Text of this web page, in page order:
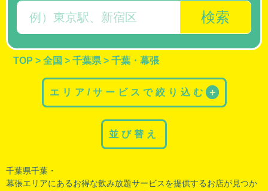
検索
TOP > 全国 > 千葉県 > 千葉・幕張
エリア/サービスで絞り込む ＋
並び替え
千葉県千葉・
幕張エリアにあるお得な飲み放題サービスを提供するお店が見つか